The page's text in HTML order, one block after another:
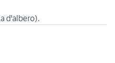
d'albero).